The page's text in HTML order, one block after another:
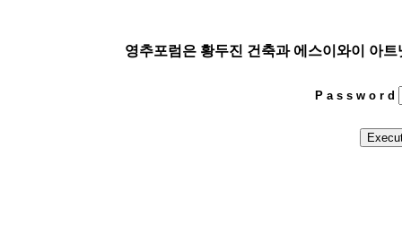
영추포럼은 황두진 건축과 에스이와이 아
P a s s w o r d